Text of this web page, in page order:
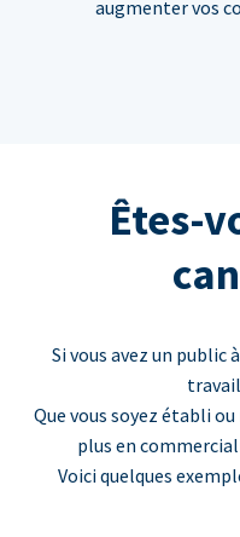
augmenter vos
Êtes-
Si vous avez un
Que vous soyez établi
plus en
Voici quelques